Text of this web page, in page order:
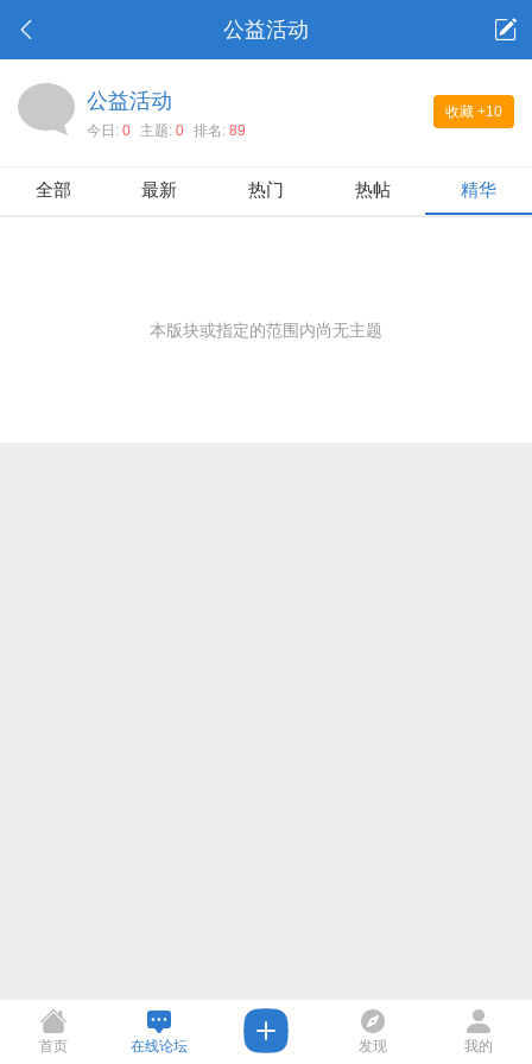
公益活动
收藏 +10
公益活动
今日: 0 主题: 0 排名: 89
全部 最新 热门 热帖 精华
本版块或指定的范围内尚无主题
首页 在线论坛 发现 我的